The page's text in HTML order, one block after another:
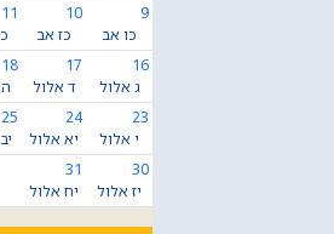
9
כו אב
10
כז אב
11
16
ג אלול
17
ד אלול
18
23
י אלול
24
יא אלול
25
30
יז אלול
31
יח אלול